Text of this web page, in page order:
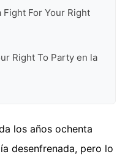
Fight For Your Right
Right To Party en la
los años ochenta
desenfrenada, pero lo